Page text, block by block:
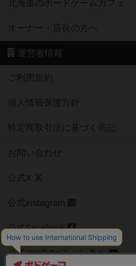
北海道のボードゲームカフェ
オーナー・店長の方へ
運営者情報
ご利用規約
個人情報保護方針
特定商取引法に基づく表記
お問い合わせ
公式X
公式instagram
公式Facebook
公式YouTubeチャンネル